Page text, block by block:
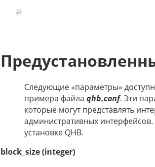
Следующие «параметры»
примера файла qhb.conf. Эти
которые могут представлять
административных
установке QHB.
block_size (integer)